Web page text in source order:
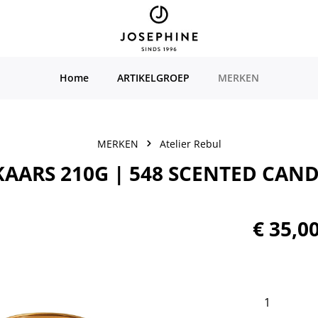
Home ARTIKELGROEP MERKEN
MERKEN Atelier Rebul
210G | 548 SCENTED
Normale prijs:
€